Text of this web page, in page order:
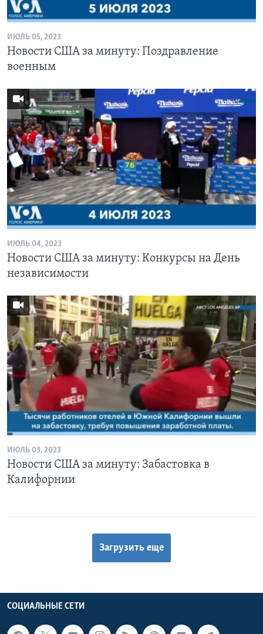
ИЮЛЬ 05, 2023
Новости США за минуту: Поздравление
военным
ИЮЛЬ 04, 2023
Новости США за минуту: Конкурсы на День
независимости
ИЮЛЬ 03, 2023
Новости США за минуту: Забастовка в
Калифорнии
Загрузить еще
СОЦИАЛЬНЫЕ СЕТИ